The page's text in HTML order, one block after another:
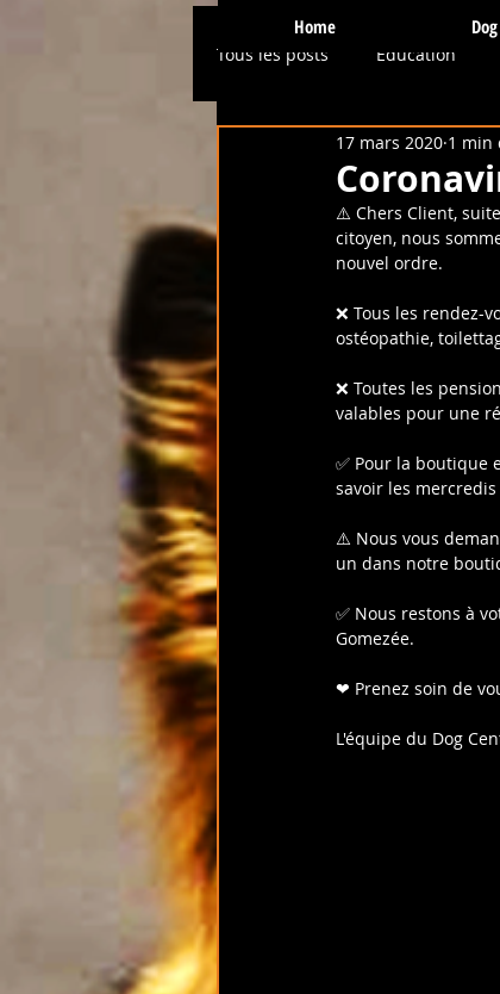
Home
Tous les posts Education
Physio / Hydro Presse
Conseils et Astuces
Prévention Services et
17 mars 2020 1 min
⚠️ Chers Client,
citoyen, nous
nouvel ordre.
❌ Tous les rendez-
ostéopathie,
❌ Toutes les
valables pour une
✅ Pour la boutique
savoir les
⚠️ Nous vous
un dans notre
✅ Nous restons à
Gomezée.
❤ Prenez soin de
L'équipe du Dog